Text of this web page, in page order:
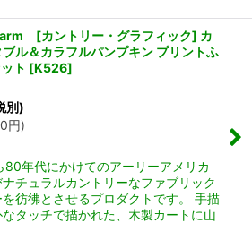
[カントリー・グラフィック] カ
ル＆カラフルパンプキン プリントふ
ト [K526]
別)
円)
80年代にかけてのアーリーアメリカ
チュラルカントリーなファブリック
彷彿とさせるプロダクトです。 手描
なタッチで描かれた、木製カートに山